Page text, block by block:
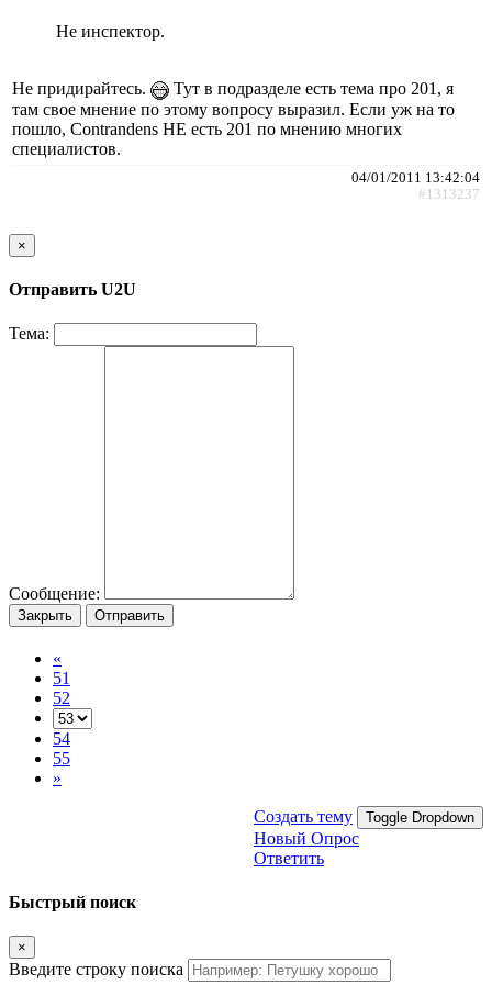
Не инспектор.
Не придирайтесь.
Тут в подразделе есть тема про 201, я
там свое мнение по этому вопросу выразил. Если уж на то
пошло, Contrandens НЕ есть 201 по мнению многих
специалистов.
04/01/2011 13:42:04
#1313237
×
Отправить U2U
Тема:
Сообщение:
Закрыть Отправить
«
51
52
54
55
»
Создать тему Toggle Dropdown
Новый Опрос
Ответить
Быстрый поиск
×
Введите строку поиска